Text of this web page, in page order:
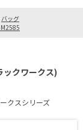
バッグ
ックワークス)
クスシリーズ